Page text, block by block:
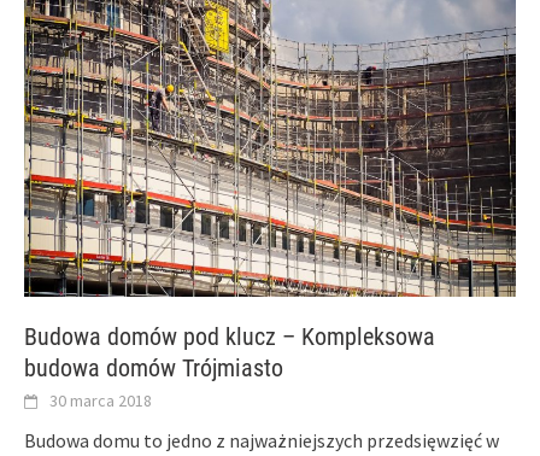
Budowa domów pod klucz – Kompleksowa
budowa domów Trójmiasto
30 marca 2018
Budowa domu to jedno z najważniejszych przedsięwzięć w